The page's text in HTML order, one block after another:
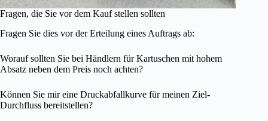
Fragen, die Sie vor dem Kauf stellen sollten
Fragen Sie dies vor der Erteilung eines Auftrags ab:
Worauf sollten Sie bei Händlern für Kartuschen mit hohem
Absatz neben dem Preis noch achten?
Können Sie mir eine Druckabfallkurve für meinen Ziel-
Durchfluss bereitstellen?